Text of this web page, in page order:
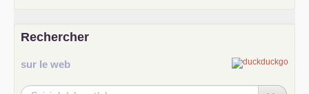
Rechercher
sur le web